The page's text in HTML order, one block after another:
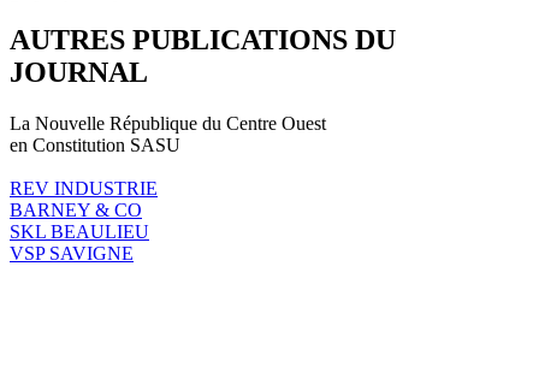
AUTRES PUBLICATIONS DU
JOURNAL
La Nouvelle République du Centre Ouest
en Constitution SASU
REV INDUSTRIE
BARNEY & CO
SKL BEAULIEU
VSP SAVIGNE